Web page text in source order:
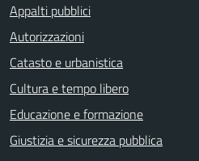
Appalti pubblici
Autorizzazioni
Catasto e urbanistica
Cultura e tempo libero
Educazione e formazione
Giustizia e sicurezza pubblica